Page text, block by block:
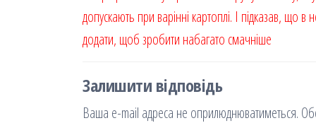
я
допускають при варінні картоплі. І підказав, що в
додати, щоб зробити набагато смачніше
Залишити відповідь
Ваша e-mail адреса не оприлюднюватиметься.